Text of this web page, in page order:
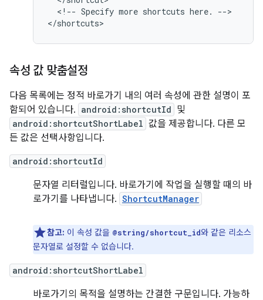
<!-- Specify more shortcuts here.
-->
속성 값 맞춤설정
다음 목록에는 정적 바로가기 내의 여러 속성에 관한 설명이 포
함되어 있습니다. android:shortcutId 및
android:shortcutShortLabel 값을 제공합니다. 다른 모
든 값은 선택사항입니다.
android:shortcutId
문자열 리터럴입니다. 바로가기에 작업을 실행할 때의 바
로가기를 나타냅니다. ShortcutManager
참고: 이 속성 값을 @string/shortcut_id와 같은 리소스
문자열로 설정할 수 없습니다.
android:shortcutShortLabel
바로가기의 목적을 설명하는 간결한 구문입니다. 가능하